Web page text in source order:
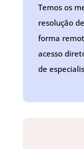
Temos os
resolução
forma
acesso
de